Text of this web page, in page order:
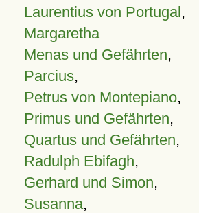
Laurentius von Portugal,
Margaretha
Menas und Gefährten,
Parcius,
Petrus von Montepiano,
Primus und Gefährten,
Quartus und Gefährten,
Radulph Ebifagh,
Gerhard und Simon,
Susanna,